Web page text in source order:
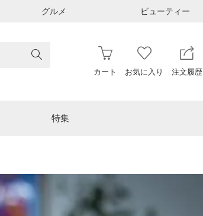
グルメ ビューティー
カート お気に入り 注文履歴
特集